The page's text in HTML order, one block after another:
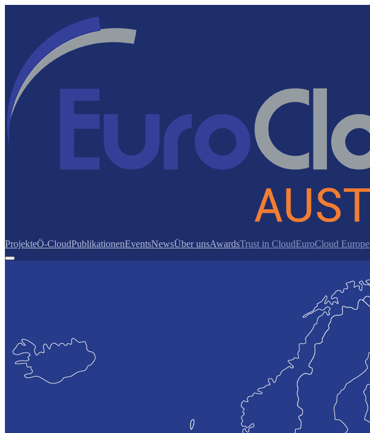
ProjekteÖ-CloudPublikationenEventsNewsÜber unsAwardsTrust in CloudEuroCloud Europe